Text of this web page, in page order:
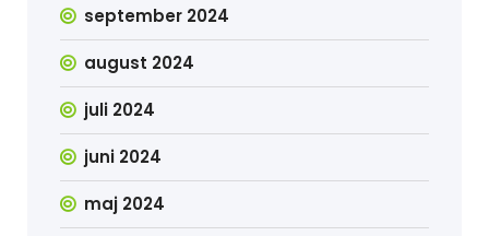
september 2024
august 2024
juli 2024
juni 2024
maj 2024